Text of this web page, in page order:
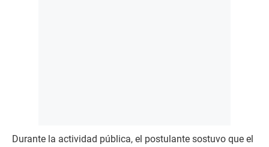
Durante la actividad pública, el postulante sostuvo que el